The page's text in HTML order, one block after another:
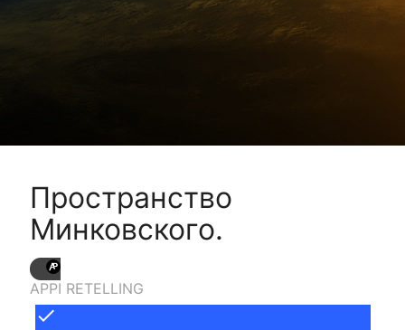
Пространство
Минковского.
APPI RETELLING
done